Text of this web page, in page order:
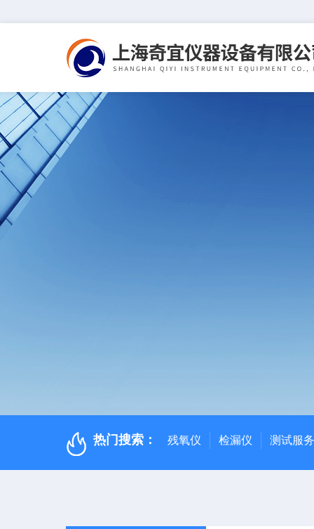
热门搜索： 残氧仪 检漏仪 测试服务